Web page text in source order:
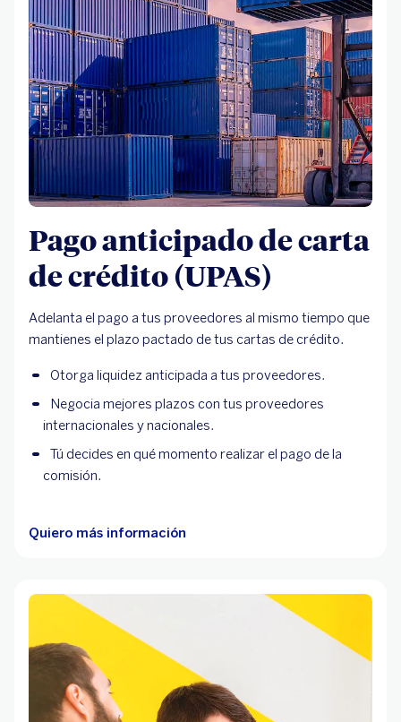
Pago anticipado de carta
de crédito (UPAS)
Adelanta el pago a tus proveedores al mismo tiempo que
mantienes el plazo pactado de tus cartas de crédito.
Otorga liquidez anticipada a tus proveedores.
Negocia mejores plazos con tus proveedores
internacionales y nacionales.
Tú decides en qué momento realizar el pago de la
comisión.
Quiero más información